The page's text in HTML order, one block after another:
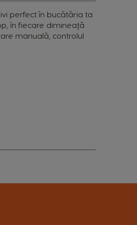
perfect în bucătăria ta
în fiecare dimineață
manuală, controlul